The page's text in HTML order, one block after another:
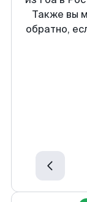
Также вы
обратно,